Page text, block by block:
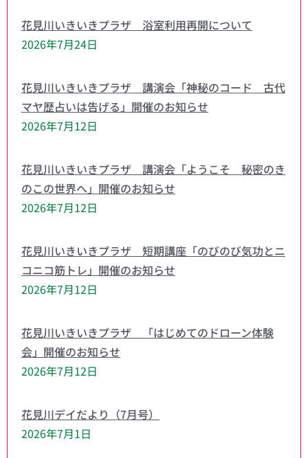
花見川いきいきプラザ 浴室利用再開について
2026年7月24日
花見川いきいきプラザ 講演会「神秘のコード 古代
マヤ歴占いは告げる」開催のお知らせ
2026年7月12日
花見川いきいきプラザ 講演会「ようこそ 秘密のき
のこの世界へ」開催のお知らせ
2026年7月12日
花見川いきいきプラザ 短期講座「のびのび気功とニ
コニコ筋トレ」開催のお知らせ
2026年7月12日
花見川いきいきプラザ 「はじめてのドローン体験
会」開催のお知らせ
2026年7月12日
花見川デイだより（7月号）
2026年7月1日